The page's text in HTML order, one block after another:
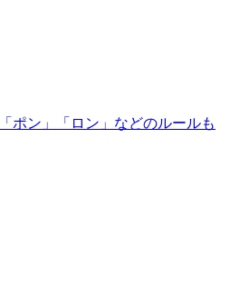
ポン」「ロン」などのルールも